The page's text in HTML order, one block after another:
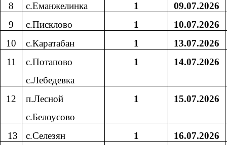
8
с.Еманжелинка 1
09.07.2026
9
с.Писклово 1
10.07.2026
10
с.Каратабан 1
13.07.2026
11
с.Потапово
с.Лебедевка
1 14.07.2026
12
п.Лесной
с.Белоусово
1 15.07.2026
13 с.Селезян 1
16.07.2026